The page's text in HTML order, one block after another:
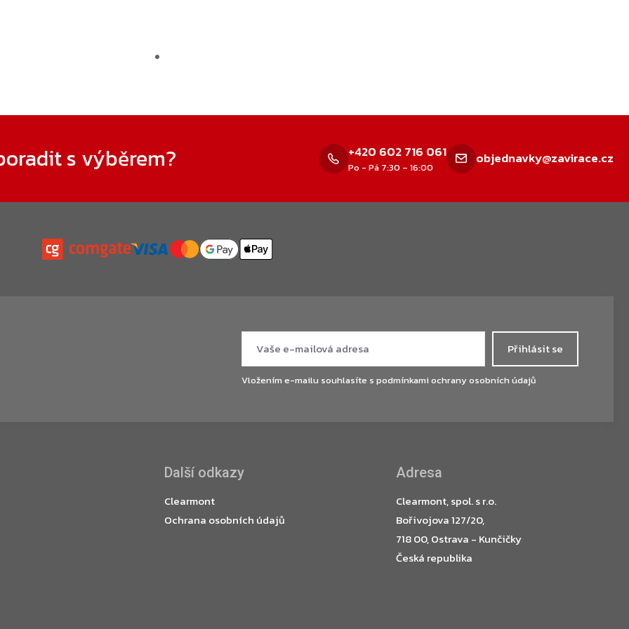
s výběrem?
+420 602 716 061
Po - Pá 7:30 – 16:00 objednavky@zavirace.cz
Přihlásit se
Vložením e-mailu souhlasíte s podmínkami ochrany osobních údajů
Další odkazy
Clearmont
Ochrana osobních údajů
Adresa
Clearmont, spol. s r.o.
Bořivojova 127/20,
718 00, Ostrava - Kunčičky
Česká republika